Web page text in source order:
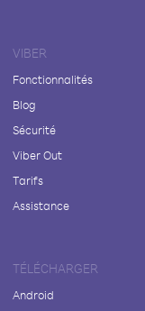
VIBER
Fonctionnalités
Blog
Sécurité
Viber Out
Tarifs
Assistance
TÉLÉCHARGER
Android